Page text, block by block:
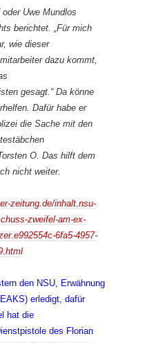
Uwe Mundlos
berichtet. „Für mich
wie dieser
dazu kommt,
gesagt.“ Da könne
Dafür habe er
die Sache mit den
O. Das hilft dem
nicht weiter.
zeitung.de/inhalt.nsu-
zweifel-am-ex-
6fa5-4957-
den NSU, Erwähnung
erledigt, dafür
hat die
des Florian